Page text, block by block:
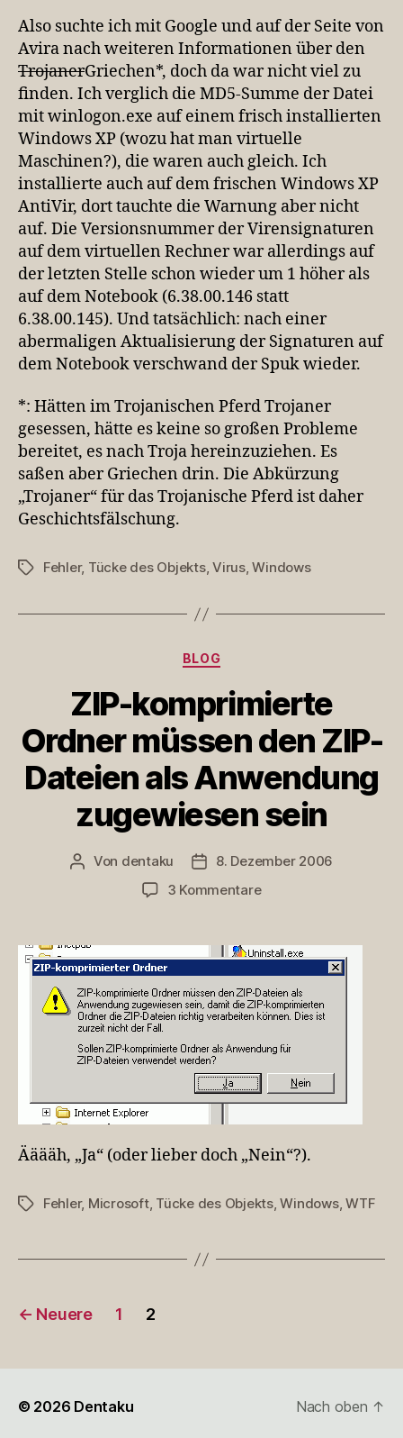
Also suchte ich mit Google und auf der Seite von
Avira nach weiteren Informationen über den
TrojanerGriechen*, doch da war nicht viel zu
finden. Ich verglich die MD5-Summe der Datei
mit winlogon.exe auf einem frisch installierten
Windows XP (wozu hat man virtuelle
Maschinen?), die waren auch gleich. Ich
installierte auch auf dem frischen Windows XP
AntiVir, dort tauchte die Warnung aber nicht
auf. Die Versionsnummer der Virensignaturen
auf dem virtuellen Rechner war allerdings auf
der letzten Stelle schon wieder um 1 höher als
auf dem Notebook (6.38.00.146 statt
6.38.00.145). Und tatsächlich: nach einer
abermaligen Aktualisierung der Signaturen auf
dem Notebook verschwand der Spuk wieder.
*: Hätten im Trojanischen Pferd Trojaner
gesessen, hätte es keine so großen Probleme
bereitet, es nach Troja hereinzuziehen. Es
saßen aber Griechen drin. Die Abkürzung
„Trojaner“ für das Trojanische Pferd ist daher
Geschichtsfälschung.
Schlagwörter
Fehler, Tücke des Objekts,Virus,Windows
Kategorien
BLOG
ZIP-komprimierte
Ordner müssen den ZIP-
Dateien als Anwendung
zugewiesen sein
Beitragsautor
Von dentaku Veröffentlichungsdatum
8. Dezember 2006
3 Kommentarezu
Ordner
den
ZIP-
als
zugewiesen
sein
Ääääh, „Ja“ (oder lieber doch „Nein“?).
Schlagwörter
Fehler, Microsoft, Tücke des Objekts,Windows,WTF
Seitennummerierung
Beiträge
← Neuere 1 2
© 2026 Dentaku Nach oben ↑